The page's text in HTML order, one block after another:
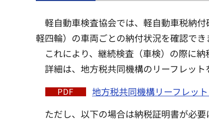
軽自動車検査協会では、軽自動車税納
軽四輪）の車両ごとの納付状況を確認でき
これにより、継続検査（車検）の際に納
詳細は、地方税共同機構のリーフレット
地方税共同機構リーフレッ
ただし、以下の場合は納税証明書が必要